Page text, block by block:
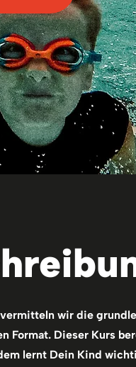
wir die
Format. Dieser Kurs
lernt Dein Kind